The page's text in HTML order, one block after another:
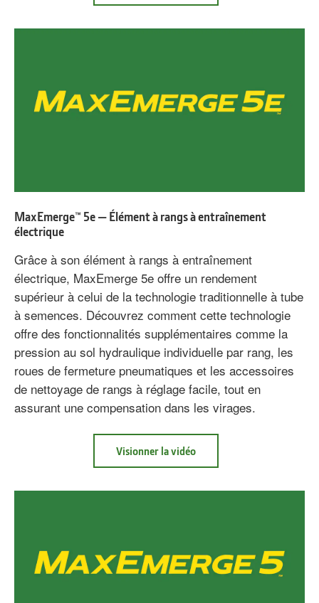
MaxEmerge™ 5e — Élément à rangs à entraînement
électrique
Grâce à son élément à rangs à entraînement
électrique, MaxEmerge 5e offre un rendement
supérieur à celui de la technologie traditionnelle à tube
à semences. Découvrez comment cette technologie
offre des fonctionnalités supplémentaires comme la
pression au sol hydraulique individuelle par rang, les
roues de fermeture pneumatiques et les accessoires
de nettoyage de rangs à réglage facile, tout en
assurant une compensation dans les virages.
Visionner la vidéoà
MaxEmerge™ 5e
Élément
électrique